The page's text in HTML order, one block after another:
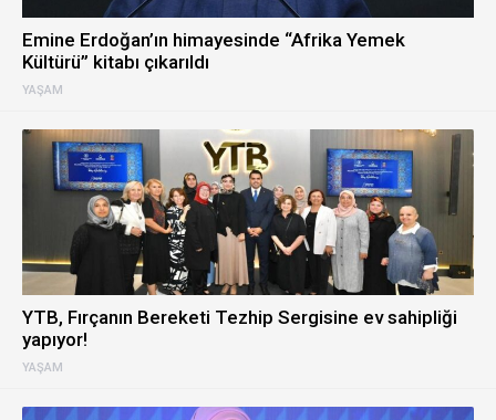
YAŞAM
Emine Erdoğan’ın himayesinde “Afrika Yemek
Kültürü” kitabı çıkarıldı
YAŞAM
YTB, Fırçanın Bereketi Tezhip Sergisine ev sahipliği
yapıyor!